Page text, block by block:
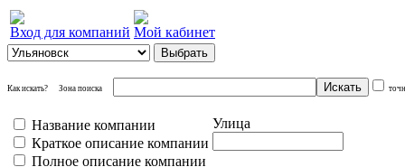
Вход для компаний Мой кабинет
Как искать? Зона поиска
Название компании
Краткое описание компании
Полное описание компании
Улица